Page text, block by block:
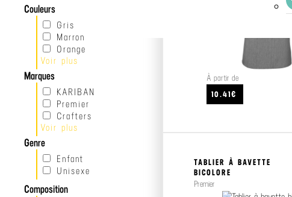
Couleurs
Gris
Marron
Orange
Rouge
Vert
Jaune
Rose
Bordeaux
Noir
Blanc
Violet
Voir plus
Marques
KARIBAN
Premier
Crafters
SOLS
Voir plus
Genre
Enfant
Unisexe
Composition
À partir de
10.41€
TABLIER À BAVETTE
BICOLORE
Premier